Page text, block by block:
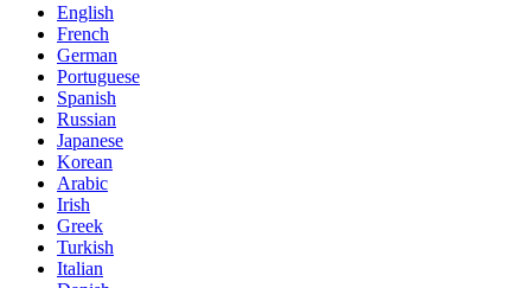
English
French
German
Portuguese
Spanish
Russian
Japanese
Korean
Arabic
Irish
Greek
Turkish
Italian